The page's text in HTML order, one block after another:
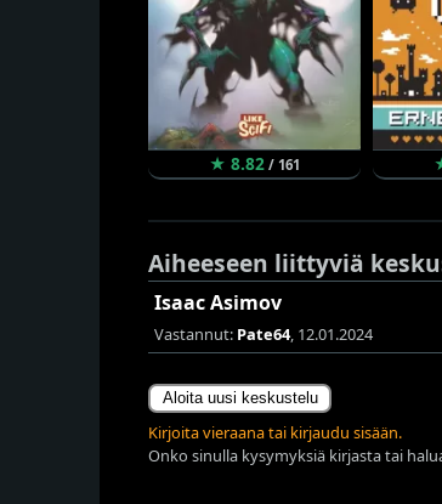
★ 8.82 / 161
Aiheeseen liittyviä
Isaac Asimov
Vastannut: Pate64, 12.01.2024
Aloita uusi keskustelu
Kirjoita vieraana tai kirjaudu sisään.
Onko sinulla kysymyksiä kirjasta tai